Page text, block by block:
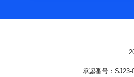
ご契約状態・ご利用履歴インタ
関する情報、アプリケーション
報、購入されたサービスや商品
に関する情報、アンケートの回